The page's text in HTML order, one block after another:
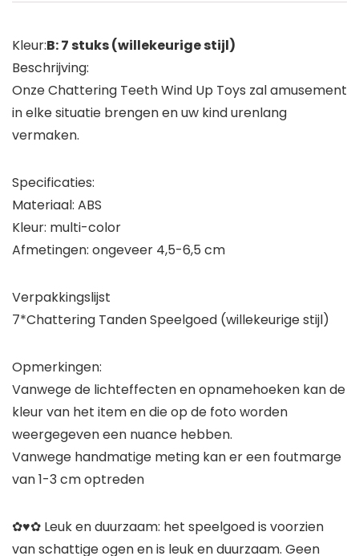
Kleur:B: 7 stuks (willekeurige stijl)
Beschrijving:
Onze Chattering Teeth Wind Up Toys zal amusement
in elke situatie brengen en uw kind urenlang
vermaken.
Specificaties:
Materiaal: ABS
Kleur: multi-color
Afmetingen: ongeveer 4,5-6,5 cm
Verpakkingslijst
7*Chattering Tanden Speelgoed (willekeurige stijl)
Opmerkingen:
Vanwege de lichteffecten en opnamehoeken kan de
kleur van het item en die op de foto worden
weergegeven een nuance hebben.
Vanwege handmatige meting kan er een foutmarge
van 1-3 cm optreden
✿♥✿ Leuk en duurzaam: het speelgoed is voorzien
van schattige ogen en is leuk en duurzaam. Geen